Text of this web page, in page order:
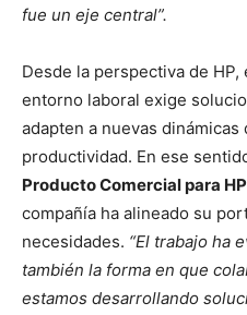
fue un eje central”.
Desde la perspectiva de
entorno laboral exige
adapten a nuevas
productividad. En ese
Producto Comercial para
compañía ha alineado su
necesidades. “El trabajo ha
también la forma en que
estamos desarrollando